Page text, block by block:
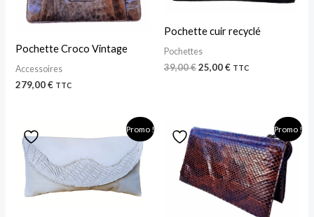
Pochette Croco Vintage
Accessoires
279,00€ TTC
Pochette cuir recyclé
Pochettes
39,00€25,00€ TTC
Promo !
prix
était :
39,00 €.
prix
est :
20,00 €.
Promo !
Le
prix
initial
était :
179,00 €.
prix
actuel
est :
145,00 €.